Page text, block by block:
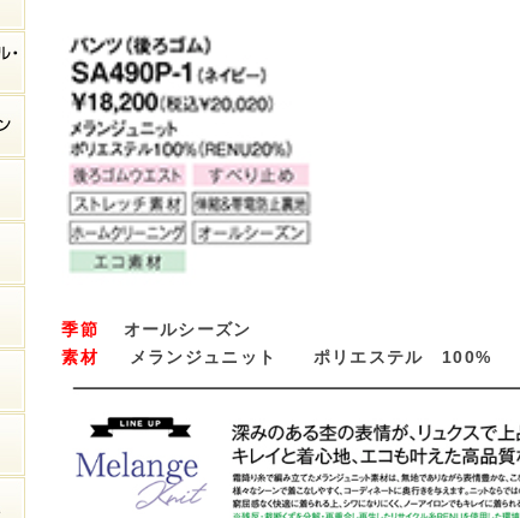
季節 オールシーズン
素材メランジュニット ポリエステル 100%